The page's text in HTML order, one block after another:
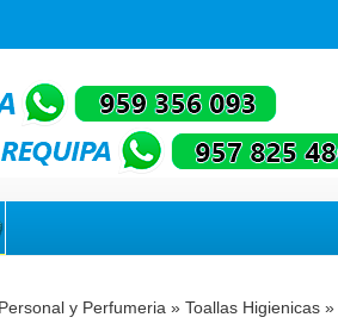
y Perfumeria » Toallas Higienicas »